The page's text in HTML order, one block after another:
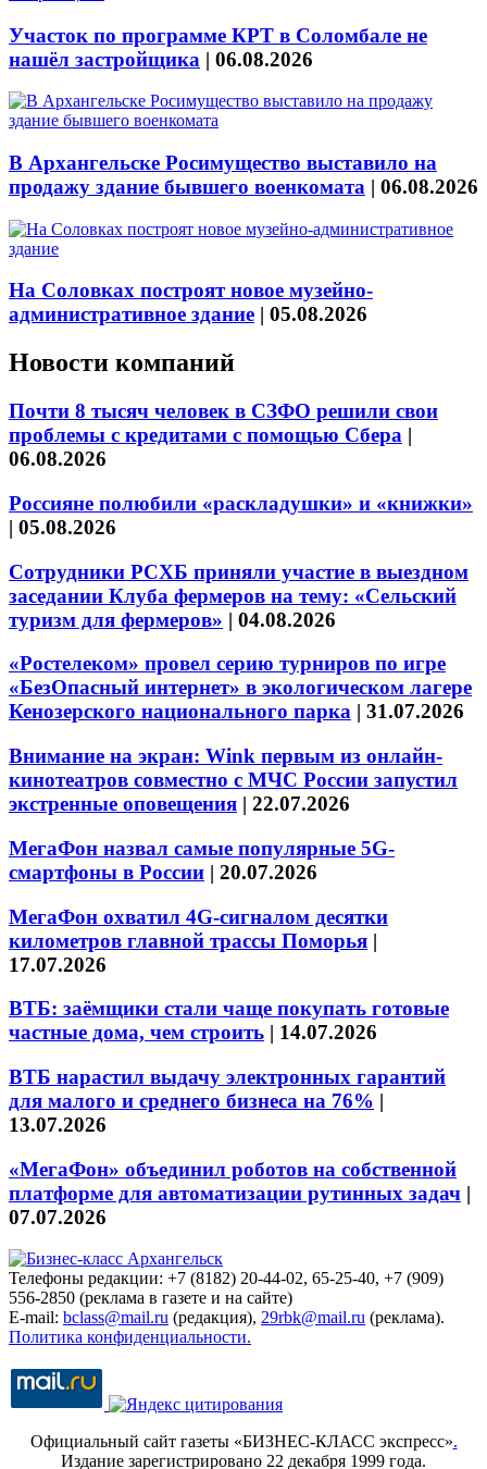
Участок по программе КРТ в Соломбале не
нашёл застройщика | 06.08.2026
В Архангельске Росимущество выставило на
продажу здание бывшего военкомата | 06.08.2026
На Соловках построят новое музейно-
административное здание | 05.08.2026
Новости компаний
Почти 8 тысяч человек в СЗФО решили свои
проблемы с кредитами с помощью Сбера |
06.08.2026
Россияне полюбили «раскладушки» и «книжки»
| 05.08.2026
Сотрудники РСХБ приняли участие в выездном
заседании Клуба фермеров на тему: «Сельский
туризм для фермеров» | 04.08.2026
«Ростелеком» провел серию турниров по игре
«БезОпасный интернет» в экологическом лагере
Кенозерского национального парка | 31.07.2026
Внимание на экран: Wink первым из онлайн-
кинотеатров совместно с МЧС России запустил
экстренные оповещения | 22.07.2026
МегаФон назвал самые популярные 5G-
смартфоны в России | 20.07.2026
МегаФон охватил 4G-сигналом десятки
километров главной трассы Поморья |
17.07.2026
ВТБ: заёмщики стали чаще покупать готовые
частные дома, чем строить | 14.07.2026
ВТБ нарастил выдачу электронных гарантий
для малого и среднего бизнеса на 76% |
13.07.2026
«МегаФон» объединил роботов на собственной
платформе для автоматизации рутинных задач |
07.07.2026
Телефоны редакции: +7 (8182) 20-44-02, 65-25-40, +7 (909)
556-2850 (реклама в газете и на сайте)
E-mail: bclass@mail.ru (редакция), 29rbk@mail.ru (реклама).
Политика конфиденциальности.
Официальный сайт газеты «БИЗНЕС-КЛАСС экспресс».
Издание зарегистрировано 22 декабря 1999 года.